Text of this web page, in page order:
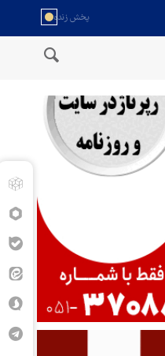
درگیری شدید در جنوب ادلب؛ کشته و زخمی